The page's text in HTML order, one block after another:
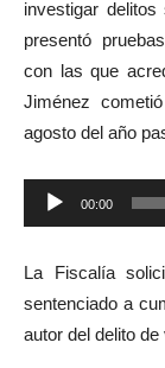
investigar
presentó
con las que
Jiménez
agosto del año
Reproductor
de
00:00
La Fiscalía
sentenciado a
autor del delito